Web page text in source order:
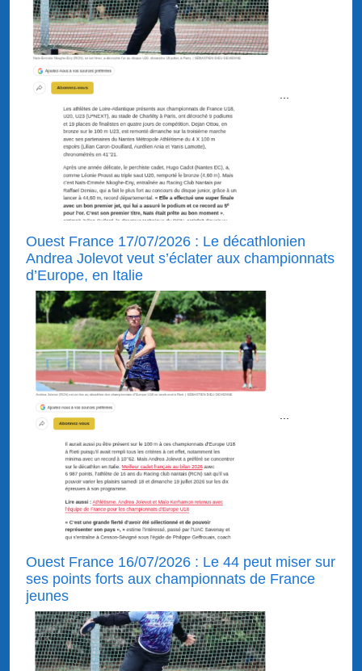
Ouest France 17/07/2026 : Le décathlonien
Andrea Jolevot veut s’éclater aux championnats
d’Europe, en Italie
Ouest France 16/07/2026 : Le 44 peut miser sur
ses points forts aux championnats de France
jeunes